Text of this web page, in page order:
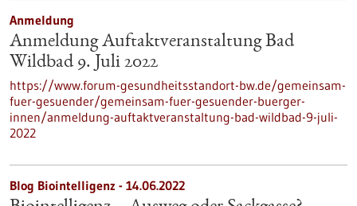
Anmeldung
Anmeldung Auftaktveranstaltung Bad
Wildbad 9. Juli 2022
https://www.forum-gesundheitsstandort-bw.de/gemeinsam-
fuer-gesuender/gemeinsam-fuer-gesuender-buerger-
innen/anmeldung-auftaktveranstaltung-bad-wildbad-9-juli-
2022
Blog Biointelligenz - 14.06.2022